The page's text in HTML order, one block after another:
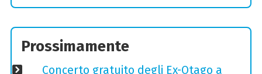
Prossimamente
Concerto gratuito degli Ex-Otago a